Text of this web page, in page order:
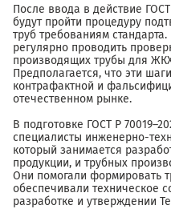
После ввода в действие
будут пройти процедуру
труб требованиям
регулярно проводить
производящих трубы для
Предполагается, что эти
контрафактной и
отечественном рынке.
В подготовке ГОСТ Р
специалисты инженерно-
который занимается
продукции, и трубных
Они помогали формировать
обеспечивали техническое
разработке и утверждении